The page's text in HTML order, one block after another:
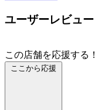
ユーザーレビュー
この店舗を応援する！
ここから応援